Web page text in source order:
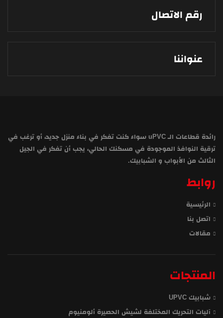
رقم الاتصال
عنواننا
رائدة قطاعات الـ uPVC سواء كنت تفكر في بناء منزل جديد، أو ترغب في
ترقية النوافذ الموجودة في مسكنك الحالي، يجب أن تفكر في الجيل
الثالث من الأبواب و الشبابيك.
روابط
الرئيسية
اتصل بنا
مقالات
المنتجات
شبابيك UPVC
آليات التحريك المختلفة لشيش الحصيرة ألومنيوم